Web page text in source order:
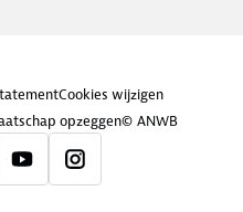
Cookies wijzigen
opzeggen© ANWB